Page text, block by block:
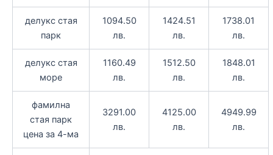
делукс стая
парк
1094.50
лв.
1424.51
лв.
1738.01
лв.
делукс стая
море
1160.49
лв.
1512.50
лв.
1848.01
лв.
фамилна
стая парк
цена за 4-ма
3291.00
лв.
4125.00
лв.
4949.99
лв.